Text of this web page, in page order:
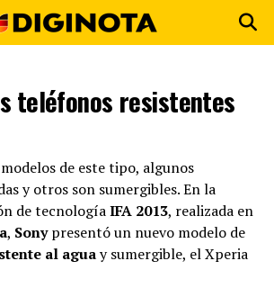
teléfonos resistentes
de este tipo, algunos
y otros son sumergibles. En la
de tecnologíaIFA 2013, realizada en
, Sonypresentó un nuevo modelo de
al aguay sumergible, el Xperia